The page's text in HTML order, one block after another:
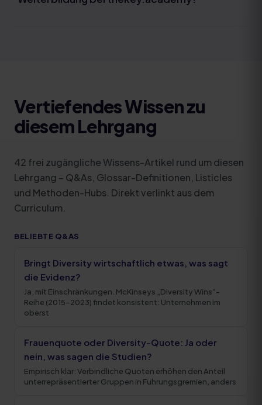
Vertiefendes Wissen zu
diesem Lehrgang
42 frei zugängliche Wissens-Artikel rund um diesen
Lehrgang – Q&As, Glossar-Definitionen, Listicles
und Methoden-Hubs. Direkt verlinkt aus dem
Curriculum.
BELIEBTE Q&AS
Bringt Diversity wirtschaftlich etwas, was sagt
die Evidenz?
Ja, mit Einschränkungen. McKinseys „Diversity Wins“-
Reihe (2015–2023) findet konsistent: Unternehmen im
oberst
Frauenquote oder Diversity-Quote: Ja oder
nein, was sagen die Studien?
Empirisch klar: Verbindliche Quoten erhöhen den Anteil
unterrepräsentierter Gruppen in Führungsgremien, anders